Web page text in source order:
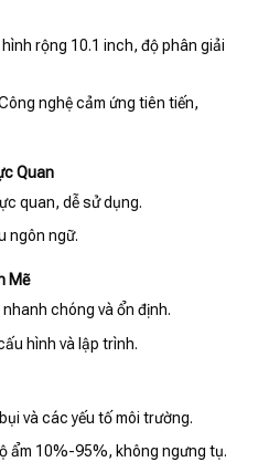
hình rộng 10.1 inch, độ phân giải
nghệ cảm ứng tiên tiến,
Quan
quan, dễ sử dụng.
ngôn ngữ.
Mẽ
nhanh chóng và ổn định.
hình và lập trình.
và các yếu tố môi trường.
ẩm 10%-95%, không ngưng tụ.